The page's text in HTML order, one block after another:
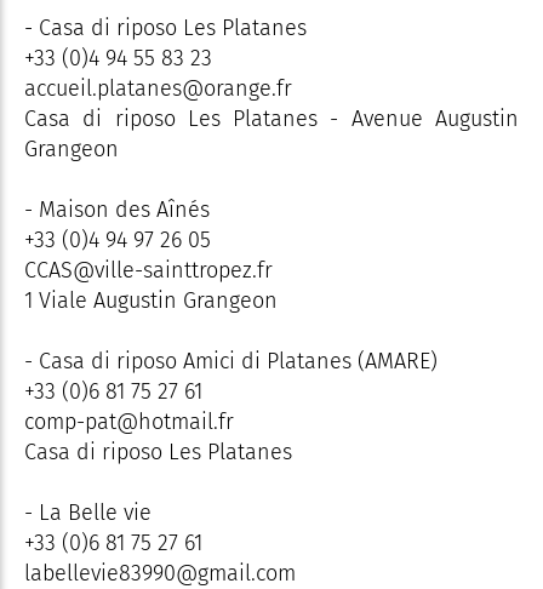
- Casa di riposo Les Platanes
+33 (0)4 94 55 83 23
accueil.platanes@orange.fr
Casa di riposo Les Platanes - Avenue Augustin
Grangeon
- Maison des Aînés
+33 (0)4 94 97 26 05
CCAS@ville-sainttropez.fr
1 Viale Augustin Grangeon
- Casa di riposo Amici di Platanes (AMARE)
+33 (0)6 81 75 27 61
comp-pat@hotmail.fr
Casa di riposo Les Platanes
- La Belle vie
+33 (0)6 81 75 27 61
labellevie83990@gmail.com